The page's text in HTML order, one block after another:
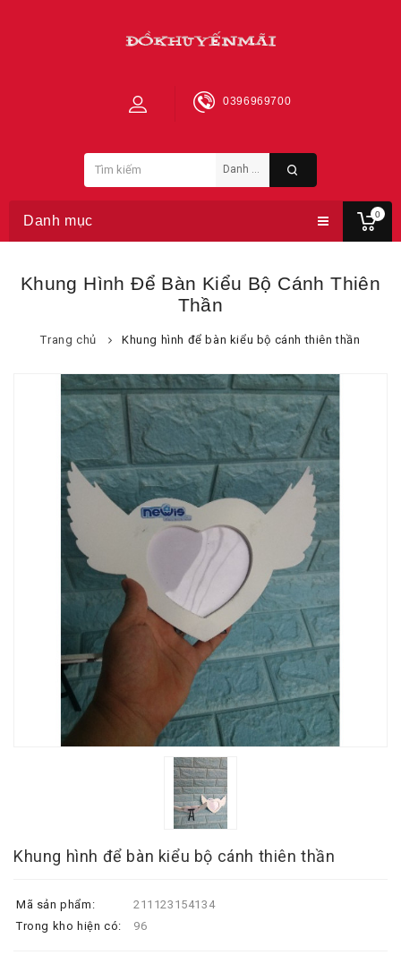
0
0396969700
Danh mục
Khung Hình Để Bàn Kiểu Bộ Cánh Thiên
Thần
Trang chủ Khung hình để bàn kiểu bộ cánh thiên thần
Khung hình để bàn kiểu bộ cánh thiên thần
Mã sản phẩm:
211123154134
Trong kho hiện có:
96